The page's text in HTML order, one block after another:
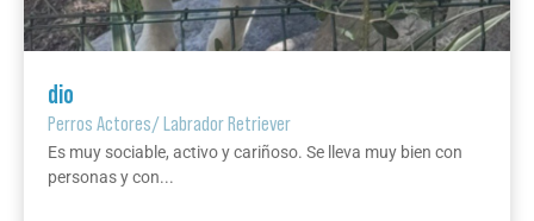
dio
Perros Actores/Labrador Retriever
Es muy sociable, activo y cariñoso. Se lleva muy bien con
personas y con...